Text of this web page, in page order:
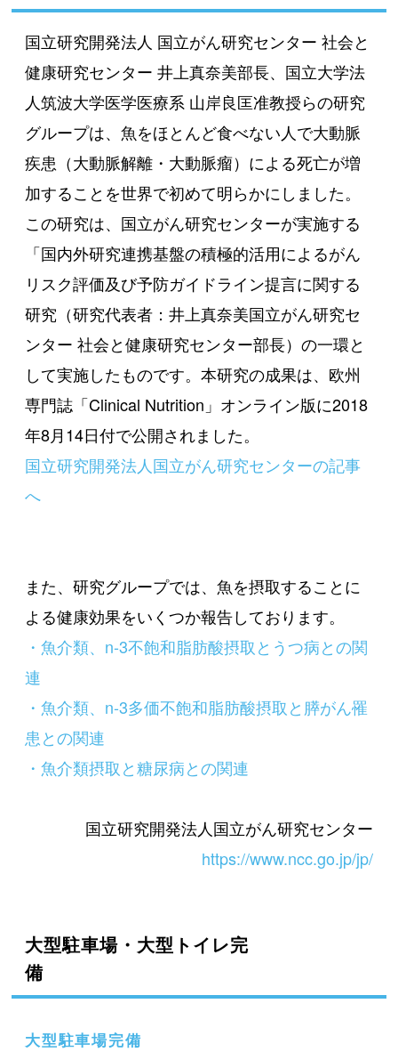
国立研究開発法人 国立がん研究センター 社会と
健康研究センター 井上真奈美部長、国立大学法
人筑波大学医学医療系 山岸良匡准教授らの研究
グループは、魚をほとんど食べない人で大動脈
疾患（大動脈解離・大動脈瘤）による死亡が増
加することを世界で初めて明らかにしました。
この研究は、国立がん研究センターが実施する
「国内外研究連携基盤の積極的活用によるがん
リスク評価及び予防ガイドライン提言に関する
研究（研究代表者：井上真奈美国立がん研究セ
ンター 社会と健康研究センター部長）の一環と
して実施したものです。本研究の成果は、欧州
専門誌「Clinical Nutrition」オンライン版に2018
年8月14日付で公開されました。
国立研究開発法人国立がん研究センターの記事
へ
また、研究グループでは、魚を摂取することに
よる健康効果をいくつか報告しております。
・魚介類、n-3不飽和脂肪酸摂取とうつ病との関
連
・魚介類、n-3多価不飽和脂肪酸摂取と膵がん罹
患との関連
・魚介類摂取と糖尿病との関連
国立研究開発法人国立がん研究センター
https://www.ncc.go.jp/jp/
大型駐車場・大型トイレ完
備
大型駐車場完備